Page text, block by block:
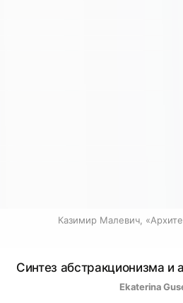
Казимир Малевич,
Синтез абстракционизма и
Ekaterina